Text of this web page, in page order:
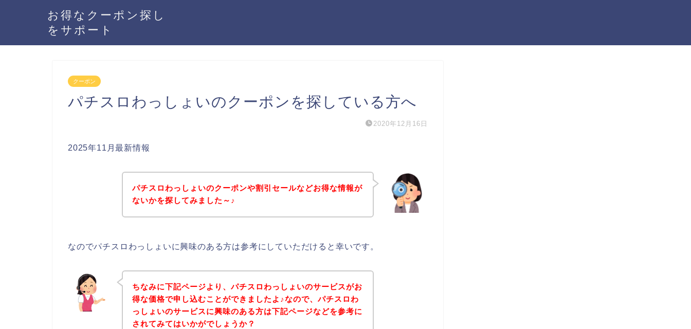
お得なクーポン探し
をサポート
クーポン
パチスロわっしょいのクーポンを探している方へ
2020年12月16日
2025年11月最新情報
パチスロわっしょいのクーポンや割引セールなどお得な情報が
ないかを探してみました～♪
なのでパチスロわっしょいに興味のある方は参考にしていただけると幸いです。
ちなみに下記ページより、パチスロわっしょいのサービスがお
得な価格で申し込むことができましたよ♪なので、パチスロわ
っしょいのサービスに興味のある方は下記ページなどを参考に
されてみてはいかがでしょうか？